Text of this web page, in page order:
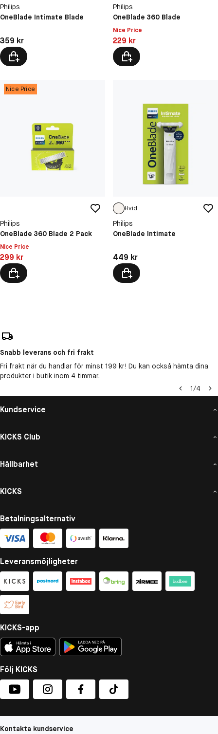
Philips
OneBlade Intimate Blade
Pris: 359 kr
359 kr
Philips
OneBlade 360 Blade
Nice Price
Pris: 229 kr
229 kr
Nice Price
Philips
OneBlade 360 Blade 2 Pack
Nice Price
Pris: 299 kr
299 kr
Hvid
Philips
OneBlade Intimate
Pris: 449 kr
449 kr
Snabb leverans och fri frakt
Fri frakt när du handlar för minst 199 kr! Du kan också hämta dina
produkter i butik inom 4 timmar.
1/4
Kundservice
KICKS Club
Hållbarhet
KICKS
Betalningsalternativ
Leveransmöjligheter
KICKS-app
Följ KICKS
Kontakta kundservice